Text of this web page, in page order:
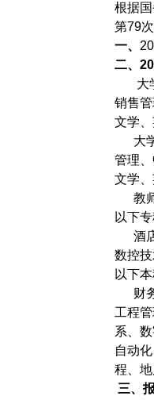
根据
第79
一、
二、
大学
销售
文学
大学
管理
文学
教师
以下
酒店
数控
以下
财务
工程
系、
自动
程、
三、